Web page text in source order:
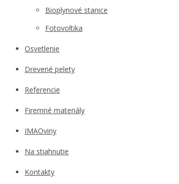
Bioplynové stanice
Fotovoltika
Osvetlenie
Drevené pelety
Referencie
Firemné materiály
IMAOviny
Na stiahnutie
Kontakty